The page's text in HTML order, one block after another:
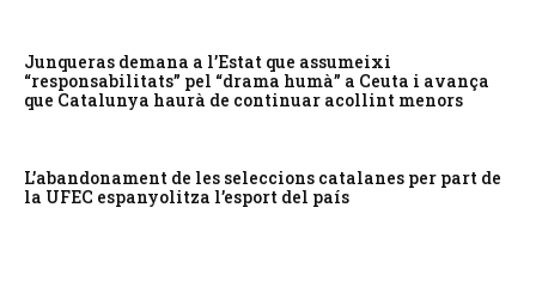
Junqueras demana a l’Estat que assumeixi
“responsabilitats” pel “drama humà” a Ceuta i avança
que Catalunya haurà de continuar acollint menors
L’abandonament de les seleccions catalanes per part de
la UFEC espanyolitza l’esport del país